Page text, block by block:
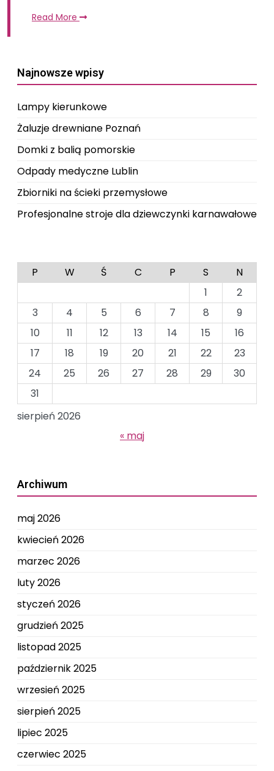
Read More
Najnowsze wpisy
Lampy kierunkowe
Żaluzje drewniane Poznań
Domki z balią pomorskie
Odpady medyczne Lublin
Zbiorniki na ścieki przemysłowe
Profesjonalne stroje dla dziewczynki karnawałowe
sierpień 2026
P W Ś C P S
N
1
2
3
4 5 6 7 8
9
10
11 12 13 14 15
16
17
18 19 20 21 22
23
24
25 26 27 28 29
30
31
« maj
Archiwum
maj 2026
kwiecień 2026
marzec 2026
luty 2026
styczeń 2026
grudzień 2025
listopad 2025
październik 2025
wrzesień 2025
sierpień 2025
lipiec 2025
czerwiec 2025